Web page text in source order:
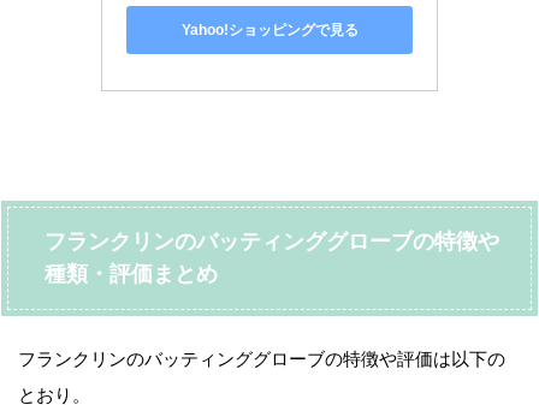
Yahoo!ショッピングで見る
フランクリンのバッティンググローブの特徴や
種類・評価まとめ
フランクリンのバッティンググローブの特徴や評価は以下の
とおり。